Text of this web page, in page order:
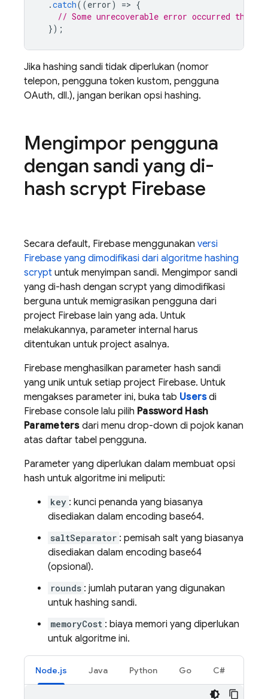
.catch((error) => {
// Some unrecoverable error occurred that
});
Jika hashing sandi tidak diperlukan (nomor
telepon, pengguna token kustom, pengguna
OAuth, dll.), jangan berikan opsi hashing.
Mengimpor pengguna
dengan sandi yang di-
hash scrypt Firebase
Secara default, Firebase menggunakan versi
Firebase yang dimodifikasi dari algoritme hashing
scrypt untuk menyimpan sandi. Mengimpor sandi
yang di-hash dengan scrypt yang dimodifikasi
berguna untuk memigrasikan pengguna dari
project Firebase lain yang ada. Untuk
melakukannya, parameter internal harus
ditentukan untuk project asalnya.
Firebase menghasilkan parameter hash sandi
yang unik untuk setiap project Firebase. Untuk
mengakses parameter ini, buka tab Usersdi
Firebase console lalu pilih Password Hash
Parametersdari menu drop-down di pojok kanan
atas daftar tabel pengguna.
Parameter yang diperlukan dalam membuat opsi
hash untuk algoritme ini meliputi:
key : kunci penanda yang biasanya
disediakan dalam encoding base64.
saltSeparator : pemisah salt yang biasanya
disediakan dalam encoding base64
(opsional).
rounds : jumlah putaran yang digunakan
untuk hashing sandi.
memoryCost : biaya memori yang diperlukan
untuk algoritme ini.
Node.js Java Python Go C#